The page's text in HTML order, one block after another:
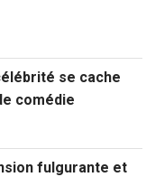
se cache
comédie
fulgurante et